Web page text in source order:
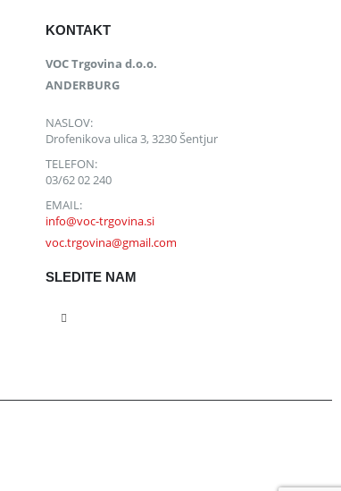
KONTAKT
VOC Trgovina d.o.o.
ANDERBURG
NASLOV:
Drofenikova ulica 3, 3230 Šentjur
TELEFON:
03/62 02 240
EMAIL:
info@voc-trgovina.si
voc.trgovina@gmail.com
SLEDITE NAM